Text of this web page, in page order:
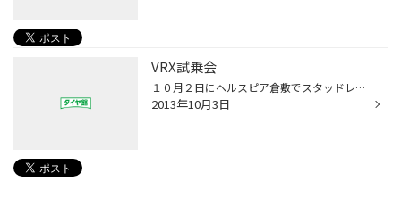
VRX試乗会
１０月２日にヘルスピア倉敷でスタッドレスタイヤの試乗会がありました。 実際の車に３社のスタッドレスタイヤを装着してスケートリンクの上で走行して 乗り比べをしました！！ 結果はやはりBRIDGESTONEは凄かった その凄さは実際に装着されたら私の言いたい事が伝わると思います！ 他社とのスタッ...
2013年10月3日